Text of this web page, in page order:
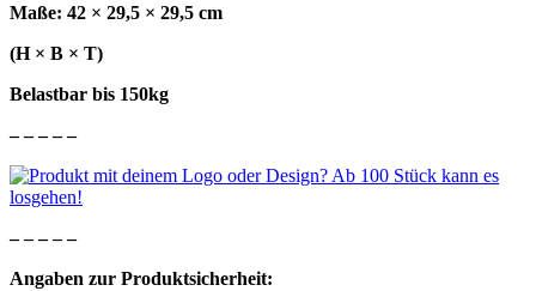
Maße: 42 × 29,5 × 29,5 cm
(H × B × T)
Belastbar bis 150kg
– – – – –
– – – – –
Angaben zur Produktsicherheit: